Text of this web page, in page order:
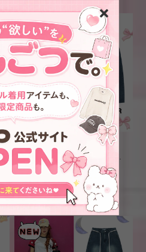
★IVE ウォニョン 着用！！
【NIIER NOR】DAMAGED
BALLOON DENIM
PANTS_INDIGO
¥14,200 → ¥9,656
32%OFF